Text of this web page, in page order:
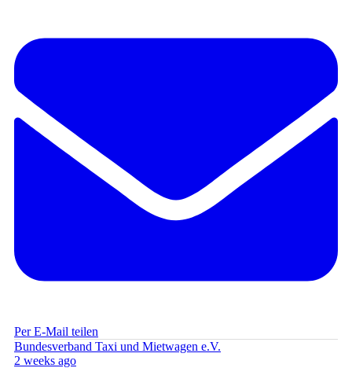
Per E-Mail teilen
Bundesverband Taxi und Mietwagen e.V.
2 weeks ago